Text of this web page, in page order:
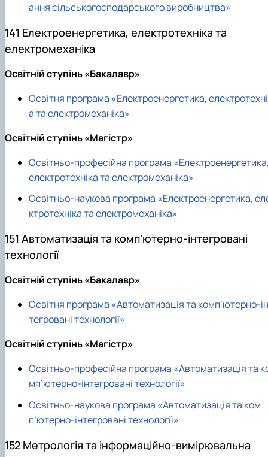
ання сільськогосподарського виробництва»
141 Електроенергетика, електротехніка та
електромеханіка
Освітній ступінь «Бакалавр»
Освітня програма «Електроенергетика,
а та електромеханіка»
Освітній ступінь «Магістр»
Освітньо-професійна програма
електротехніка та електромеханіка»
Освітньо-наукова програма «Електроенергетика,
ктротехніка та електромеханіка»
151 Автоматизація та комп’ютерно-інтегровані
технології
Освітній ступінь «Бакалавр»
Освітня програма «Автоматизація та комп’ютерно-ін
тегровані технології»
Освітній ступінь «Магістр»
Освітньо-професійна програма «Автоматизація та
мп’ютерно-інтегровані технології»
Освітньо-наукова програма «Автоматизація та ком
п’ютерно-інтегровані технології»
152 Метрологія та інформаційно-вимірювальна